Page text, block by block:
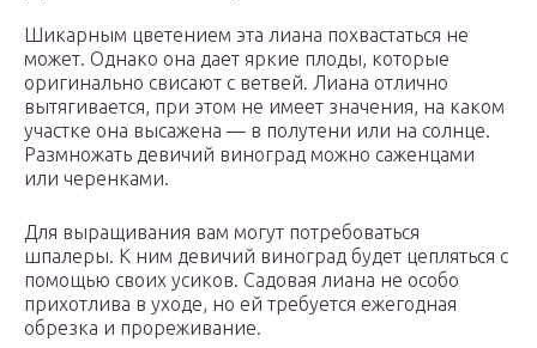
Шикарным цветением эта лиана похвастаться не
может. Однако она дает яркие плоды, которые
оригинально свисают с ветвей. Лиана отлично
вытягивается, при этом не имеет значения, на каком
участке она высажена — в полутени или на солнце.
Размножать девичий виноград можно саженцами
или черенками.
Для выращивания вам могут потребоваться
шпалеры. К ним девичий виноград будет цепляться с
помощью своих усиков. Садовая лиана не особо
прихотлива в уходе, но ей требуется ежегодная
обрезка и прореживание.